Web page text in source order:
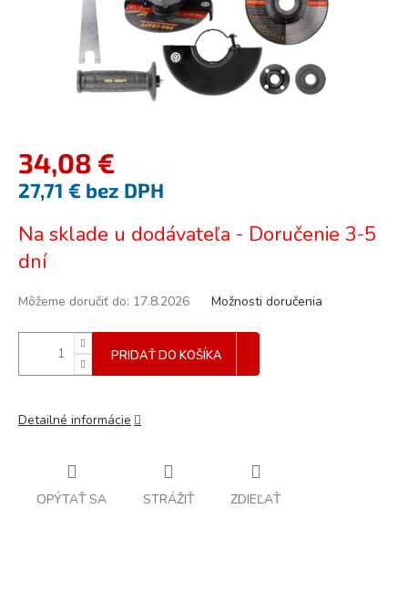
34,08 €
27,71 € bez DPH
cena:
Na sklade u dodávateľa - Doručenie 3-5
dní
Môžeme doručiť do: 17.8.2026 Možnosti doručenia
PRIDAŤ DO KOŠÍKA
Detailné informácie
OPÝTAŤ SA STRÁŽIŤ ZDIEĽAŤ